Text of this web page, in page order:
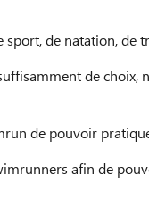
de natation, de
de
de pouvoir
afin de